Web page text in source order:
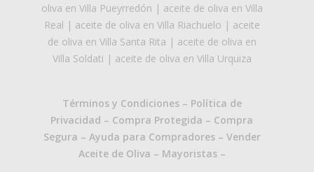
oliva en Villa Pueyrredón | aceite de oliva en Villa
Real | aceite de oliva en Villa Riachuelo | aceite
de oliva en Villa Santa Rita | aceite de oliva en
Villa Soldati | aceite de oliva en Villa Urquiza
Términos y Condiciones– Política de
Privacidad – Compra Protegida – Compra
Segura – Ayuda para Compradores– Vender
Aceite de Oliva – Mayoristas–